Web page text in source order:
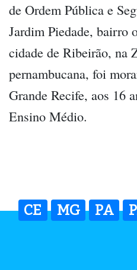
de Ordem Pública e
Jardim Piedade, bairro
cidade de Ribeirão, na
pernambucana, foi
Grande Recife, aos 16
Ensino Médio.
CE MG PA